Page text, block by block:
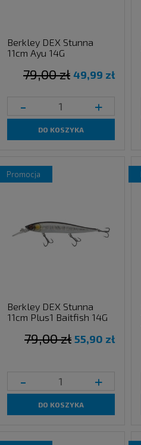
Berkley DEX Stunna
11cm Ayu 14G
49,99 zł
79,00 zł
- +
DO KOSZYKA
Berkley DEX Stunna
11cm Plus1 Baitfish 14G
55,90 zł
79,00 zł
- +
DO KOSZYKA
promocja